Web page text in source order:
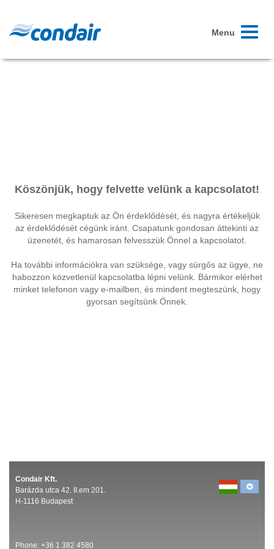
Toggle
Menu
Köszönjük, hogy felvette velünk a kapcsolatot!
Sikeresen megkaptuk az Ön érdeklődését, és nagyra értékeljük
az érdeklődését cégünk iránt. Csapatunk gondosan áttekinti az
üzenetét, és hamarosan felvesszük Önnel a kapcsolatot.
Ha további információkra van szüksége, vagy sürgős az ügye, ne
habozzon közvetlenül kapcsolatba lépni velünk. Bármikor elérhet
minket telefonon vagy e-mailben, és mindent megteszünk, hogy
gyorsan segítsünk Önnek.
Condair Kft.
Barázda utca 42. II.em 201.
H-1116 Budapest
Phone: +36 1 382 4580